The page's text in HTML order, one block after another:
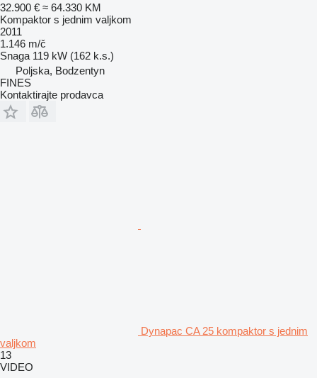
32.900 € ≈ 64.330 KM
Kompaktor s jednim valjkom
2011
1.146 m/č
Snaga 119 kW (162 k.s.)
Poljska, Bodzentyn
FINES
Kontaktirajte prodavca
Dynapac CA 25 kompaktor s jednim
valjkom
13
VIDEO